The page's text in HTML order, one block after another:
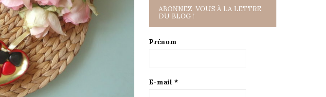
ABONNEZ-VOUS À LA LETTRE
DU BLOG !
Prénom
E-mail *